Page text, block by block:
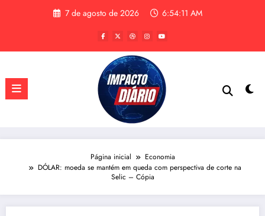
7 de agosto de 2026 6:54:12 AM
Página inicial
Economia
DÓLAR: moeda se mantém em queda com perspectiva de corte na
Selic – Cópia